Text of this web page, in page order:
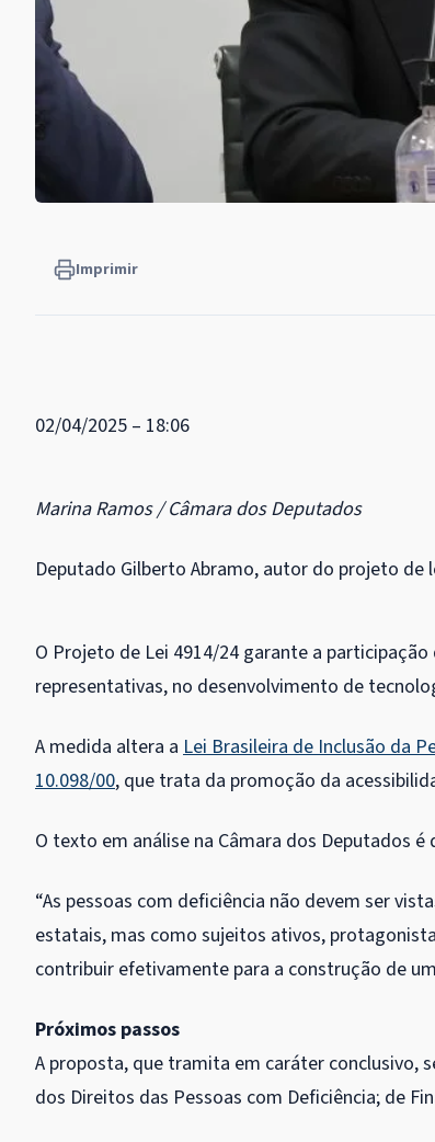
Imprimir
02/04/2025 – 18:06
Marina Ramos / Câmara dos Deputados
Deputado Gilberto Abramo, autor do projeto de
O Projeto de Lei 4914/24 garante a
representativas, no desenvolvimento de
A medida altera a Lei Brasileira de Inclusão da
10.098/00, que trata da promoção da
O texto em análise na Câmara dos Deputados
“As pessoas com deficiência não devem ser
estatais, mas como sujeitos ativos,
contribuir efetivamente para a construção de
Próximos passos
A proposta, que tramita em caráter conclusivo,
dos Direitos das Pessoas com Deficiência; de